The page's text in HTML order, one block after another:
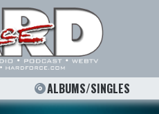
ALBUMS/SINGLES